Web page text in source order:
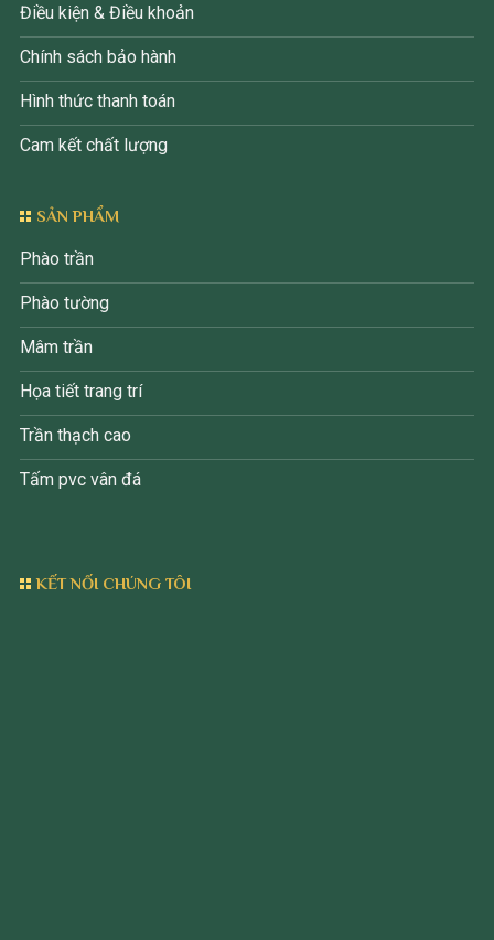
Điều kiện & Điều khoản
Chính sách bảo hành
Hình thức thanh toán
Cam kết chất lượng
SẢN PHẨM
Phào trần
Phào tường
Mâm trần
Họa tiết trang trí
Trần thạch cao
Tấm pvc vân đá
KẾT NỐI CHÚNG TÔI